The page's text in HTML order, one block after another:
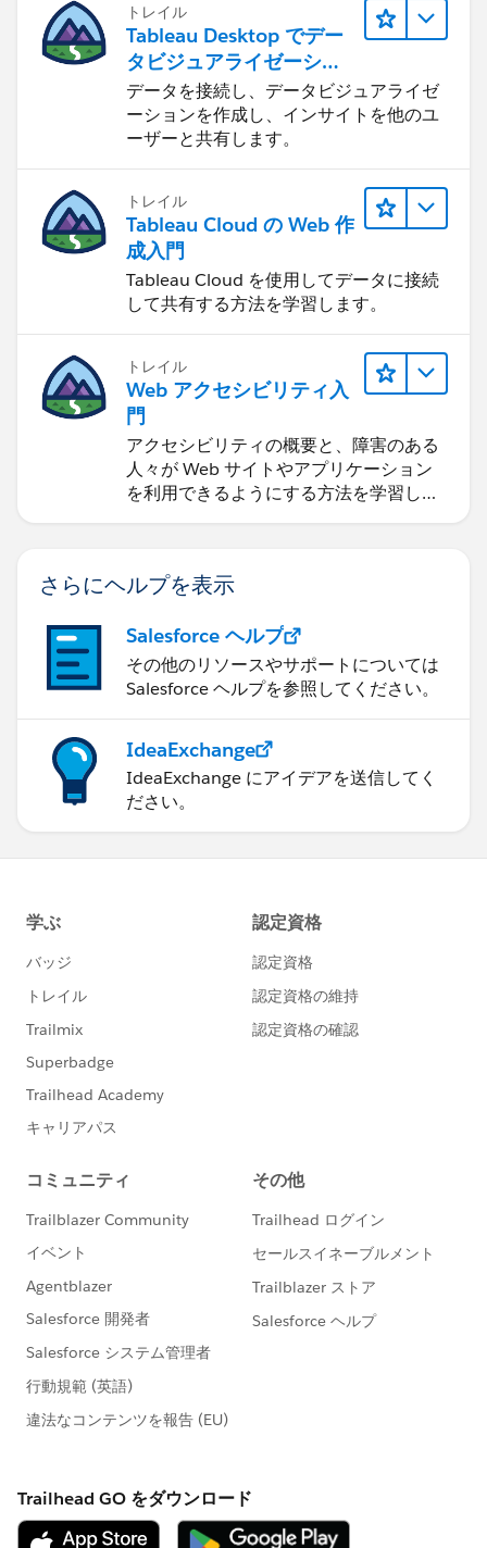
トレイル
Tableau Desktop でデー
タビジュアライゼーショ
ンをはじめる
データを接続し、データビジュアライゼ
ーションを作成し、インサイトを他のユ
ーザーと共有します。
トレイル
Tableau Cloud の Web 作
成入門
Tableau Cloud を使用してデータに接続
して共有する方法を学習します。
トレイル
Web アクセシビリティ入
門
アクセシビリティの概要と、障害のある
人々が Web サイトやアプリケーション
を利用できるようにする方法を学習しま
さらにヘルプを表示
Salesforce ヘルプ
その他のリソースやサポートについては
Salesforce ヘルプを参照してください。
IdeaExchange
IdeaExchange にアイデアを送信してく
ださい。